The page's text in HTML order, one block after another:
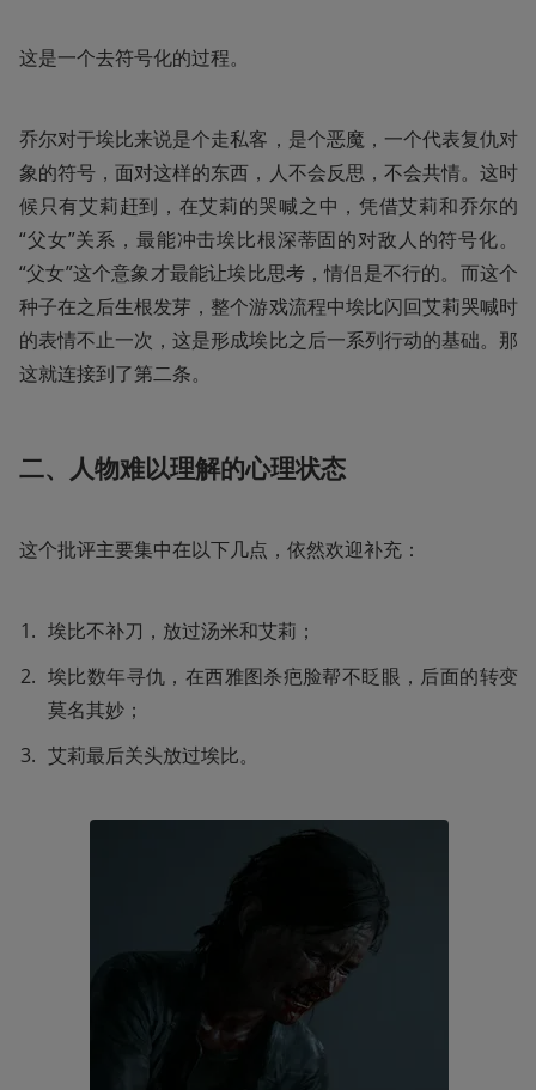
这是一个去符号化的过程。
乔尔对于埃比来说是个走私客，是个恶魔，一个代表复仇对
象的符号，面对这样的东西，人不会反思，不会共情。这时
候只有艾莉赶到，在艾莉的哭喊之中，凭借艾莉和乔尔的
“父女”关系，最能冲击埃比根深蒂固的对敌人的符号化。
“父女”这个意象才最能让埃比思考，情侣是不行的。而这个
种子在之后生根发芽，整个游戏流程中埃比闪回艾莉哭喊时
的表情不止一次，这是形成埃比之后一系列行动的基础。那
这就连接到了第二条。
二、人物难以理解的心理状态
这个批评主要集中在以下几点，依然欢迎补充：
埃比不补刀，放过汤米和艾莉；
埃比数年寻仇，在西雅图杀疤脸帮不眨眼，后面的转变
莫名其妙；
艾莉最后关头放过埃比。